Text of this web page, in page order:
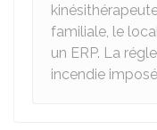
familiale, le
un ERP. La
incendie